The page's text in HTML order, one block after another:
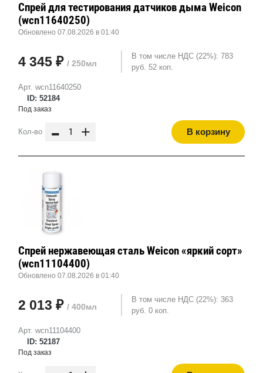
Арт. wcn11640250
ID: 52184
Спрей для тестирования датчиков дыма Weicon
(wcn11640250)
Обновлено 07.08.2026 в 01:40
4 345 ₽ / 250мл
В том числе НДС (22%): 783
руб. 52 коп.
Под заказ
Кол-во - + В корзину
Арт. wcn11104400
ID: 52187
Спрей нержавеющая сталь Weicon «яркий сорт»
(wcn11104400)
Обновлено 07.08.2026 в 01:40
2 013 ₽ / 400мл
В том числе НДС (22%): 363
руб. 0 коп.
Под заказ